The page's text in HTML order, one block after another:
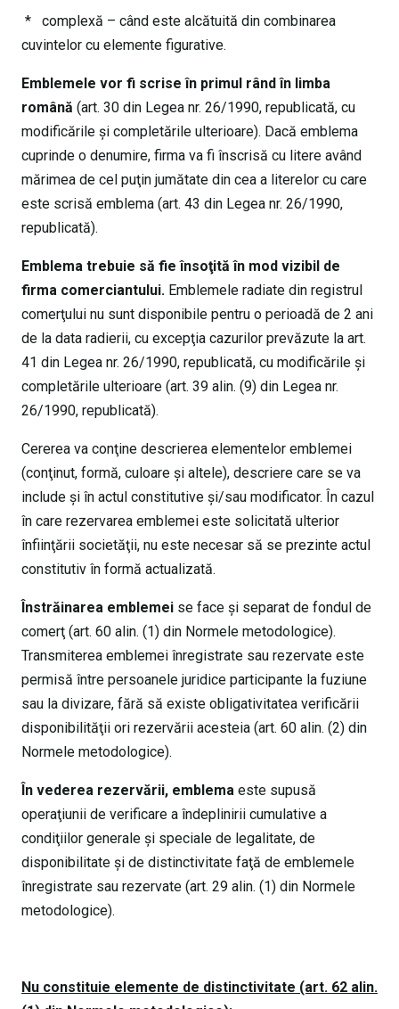
* complexă – când este alcătuită din combinarea
cuvintelor cu elemente figurative.
Emblemele vor fi scrise în primul rând în limba
română (art. 30 din Legea nr. 26/1990, republicată, cu
modificările şi completările ulterioare). Dacă emblema
cuprinde o denumire, firma va fi înscrisă cu litere având
mărimea de cel puţin jumătate din cea a literelor cu care
este scrisă emblema (art. 43 din Legea nr. 26/1990,
republicată).
Emblema trebuie să fie însoţită în mod vizibil de
firma comerciantului. Emblemele radiate din registrul
comerţului nu sunt disponibile pentru o perioadă de 2 ani
de la data radierii, cu excepţia cazurilor prevăzute la art.
41 din Legea nr. 26/1990, republicată, cu modificările şi
completările ulterioare (art. 39 alin. (9) din Legea nr.
26/1990, republicată).
Cererea va conţine descrierea elementelor emblemei
(conţinut, formă, culoare şi altele), descriere care se va
include şi în actul constitutive şi/sau modificator. În cazul
în care rezervarea emblemei este solicitată ulterior
înfiinţării societăţii, nu este necesar să se prezinte actul
constitutiv în formă actualizată.
Înstrăinarea emblemei se face şi separat de fondul de
comerţ (art. 60 alin. (1) din Normele metodologice).
Transmiterea emblemei înregistrate sau rezervate este
permisă între persoanele juridice participante la fuziune
sau la divizare, fără să existe obligativitatea verificării
disponibilităţii ori rezervării acesteia (art. 60 alin. (2) din
Normele metodologice).
În vederea rezervării, emblema este supusă
operaţiunii de verificare a îndeplinirii cumulative a
condiţiilor generale şi speciale de legalitate, de
disponibilitate şi de distinctivitate faţă de emblemele
înregistrate sau rezervate (art. 29 alin. (1) din Normele
metodologice).
Nu constituie elemente de distinctivitate (art. 62 alin.